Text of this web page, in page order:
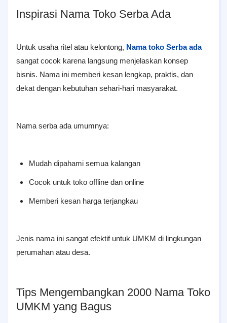
Inspirasi Nama Toko Serba Ada
Untuk usaha ritel atau kelontong, Nama toko Serba ada
sangat cocok karena langsung menjelaskan konsep
bisnis. Nama ini memberi kesan lengkap, praktis, dan
dekat dengan kebutuhan sehari-hari masyarakat.
Nama serba ada umumnya:
Mudah dipahami semua kalangan
Cocok untuk toko offline dan online
Memberi kesan harga terjangkau
Jenis nama ini sangat efektif untuk UMKM di lingkungan
perumahan atau desa.
Tips Mengembangkan 2000 Nama Toko
UMKM yang Bagus